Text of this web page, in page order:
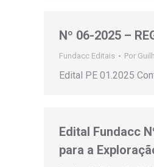
Nº 06-2025 –
Fundacc Editais Por
Edital PE 01.2025
Edital Fundacc
para a